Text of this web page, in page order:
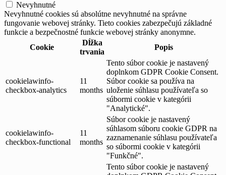
Nevyhnutné
Nevyhnutné cookies sú absolútne nevyhnutné na správne
fungovanie webovej stránky. Tieto cookies zabezpečujú základné
funkcie a bezpečnostné funkcie webovej stránky anonymne.
Cookie
Dĺžka
trvania
Popis
cookielawinfo-
checkbox-analytics
11
months
Tento súbor cookie je nastavený
doplnkom GDPR Cookie Consent.
Súbor cookie sa používa na
uloženie súhlasu používateľa so
súbormi cookie v kategórii
"Analytické".
cookielawinfo-
checkbox-functional
11
months
Súbor cookie je nastavený
súhlasom súboru cookie GDPR na
zaznamenanie súhlasu používateľa
so súbormi cookie v kategórii
"Funkčné".
Tento súbor cookie je nastavený